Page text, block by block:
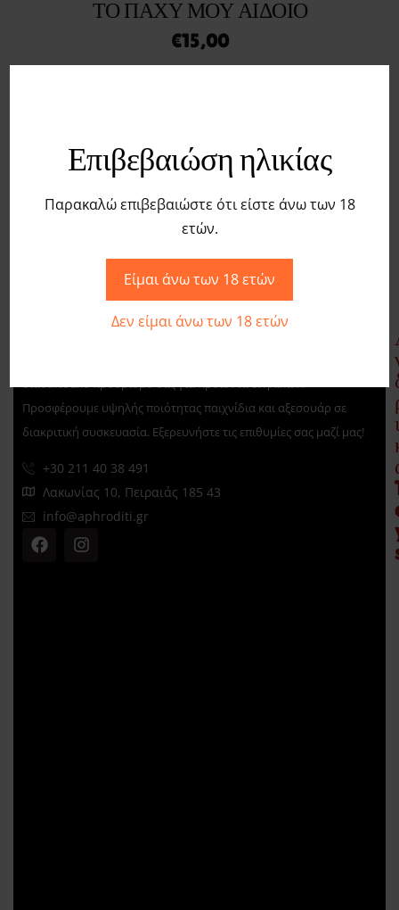
Επιβεβαιώση ηλικίας
Παρακαλώ επιβεβαιώστε ότι είστε άνω των 18
ετών.
Είμαι άνω των 18 ετών
Δεν είμαι άνω των 18 ετών
ΤΟ ΠΑΧΎ ΜΟΥ ΑΙΔΟΊΟ
€15,00
διαδικτυακό προορισμό σας για προϊόντα ενηλίκων.
Προσφέρουμε υψηλής ποιότητας παιχνίδια και αξεσουάρ σε
διακριτική συσκευασία. Εξερευνήστε τις επιθυμίες σας μαζί μας!
+30 211 40 38 491
Λακωνίας 10, Πειραιάς 185 43
info@aphroditi.gr
ι